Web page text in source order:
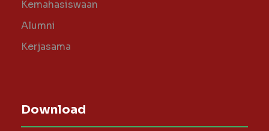
Kemahasiswaan
Alumni
Kerjasama
Download